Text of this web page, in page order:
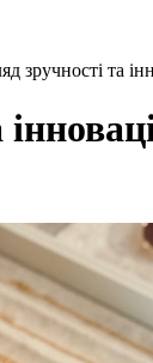
зручності та